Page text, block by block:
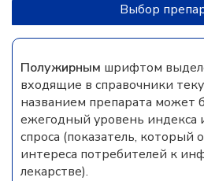
Выбор
Полужирным шрифтом
входящие в справочники
названием препарата может
ежегодный уровень
спроса (показатель, который
интереса потребителей к
лекарстве).